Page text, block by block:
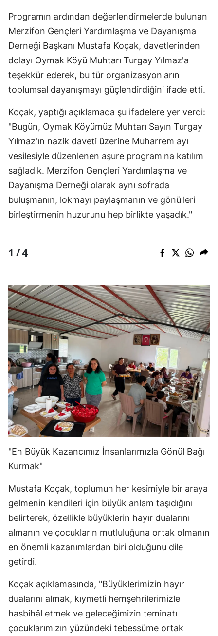
Programın ardından değerlendirmelerde bulunan
Merzifon Gençleri Yardımlaşma ve Dayanışma
Derneği Başkanı Mustafa Koçak, davetlerinden
dolayı Oymak Köyü Muhtarı Turgay Yılmaz'a
teşekkür ederek, bu tür organizasyonların
toplumsal dayanışmayı güçlendirdiğini ifade etti.
Koçak, yaptığı açıklamada şu ifadelere yer verdi:
"Bugün, Oymak Köyümüz Muhtarı Sayın Turgay
Yılmaz'ın nazik daveti üzerine Muharrem ayı
vesilesiyle düzenlenen aşure programına katılım
sağladık. Merzifon Gençleri Yardımlaşma ve
Dayanışma Derneği olarak aynı sofrada
buluşmanın, lokmayı paylaşmanın ve gönülleri
birleştirmenin huzurunu hep birlikte yaşadık."
1 /4
"En Büyük Kazancımız İnsanlarımızla Gönül Bağı
Kurmak"
Mustafa Koçak, toplumun her kesimiyle bir araya
gelmenin kendileri için büyük anlam taşıdığını
belirterek, özellikle büyüklerin hayır dualarını
almanın ve çocukların mutluluğuna ortak olmanın
en önemli kazanımlardan biri olduğunu dile
getirdi.
Koçak açıklamasında, "Büyüklerimizin hayır
dualarını almak, kıymetli hemşehrilerimizle
hasbihâl etmek ve geleceğimizin teminatı
çocuklarımızın yüzündeki tebessüme ortak